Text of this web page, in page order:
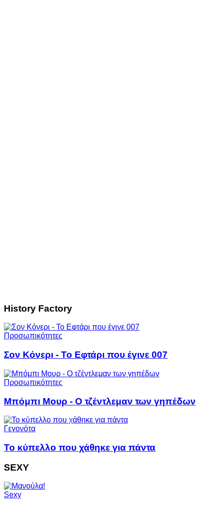
History Factory
Προσωπικότητες
Σον Κόνερι - Το Εφτάρι που έγινε 007
Προσωπικότητες
Μπόμπι Μουρ - Ο τζέντλεμαν των γηπέδων
Γεγονότα
Το κύπελλο που χάθηκε για πάντα
SEXY
Sexy